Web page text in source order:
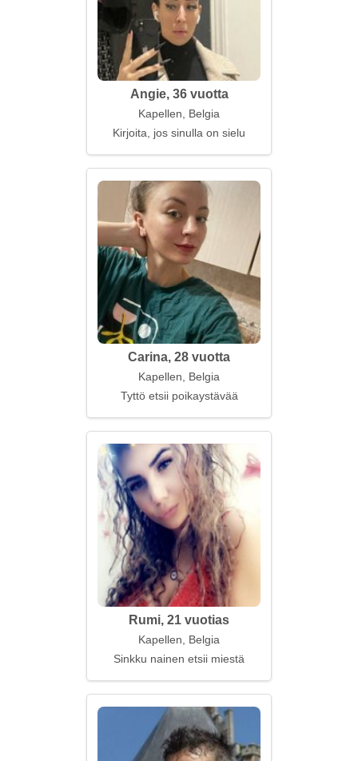
Angie, 36 vuotta
Kapellen, Belgia
Kirjoita, jos sinulla on sielu
Carina, 28 vuotta
Kapellen, Belgia
Tyttö etsii poikaystävää
Rumi, 21 vuotias
Kapellen, Belgia
Sinkku nainen etsii miestä